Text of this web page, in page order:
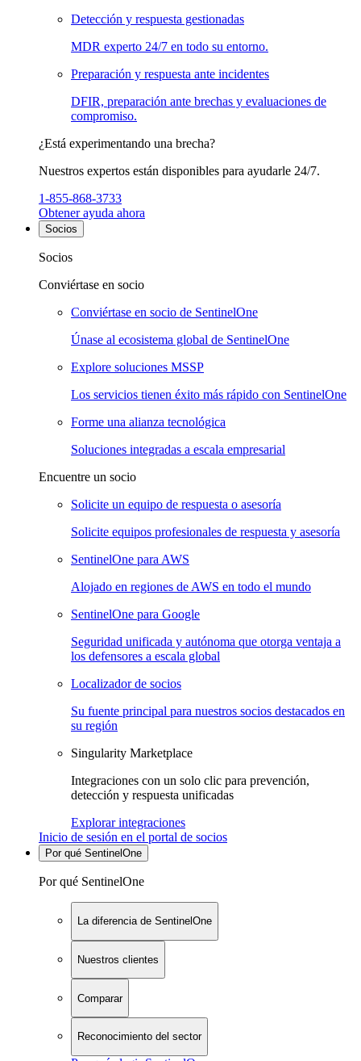
Detección y respuesta gestionadas
MDR experto 24/7 en todo su entorno.
Preparación y respuesta ante incidentes
DFIR, preparación ante brechas y evaluaciones de
compromiso.
¿Está experimentando una brecha?
Nuestros expertos están disponibles para ayudarle 24/7.
1-855-868-3733
Obtener ayuda ahora
Socios
Socios
Conviértase en socio
Conviértase en socio de SentinelOne
Únase al ecosistema global de SentinelOne
Explore soluciones MSSP
Los servicios tienen éxito más rápido con SentinelOne
Forme una alianza tecnológica
Soluciones integradas a escala empresarial
Encuentre un socio
Solicite un equipo de respuesta o asesoría
Solicite equipos profesionales de respuesta y asesoría
SentinelOne para AWS
Alojado en regiones de AWS en todo el mundo
SentinelOne para Google
Seguridad unificada y autónoma que otorga ventaja a
los defensores a escala global
Localizador de socios
Su fuente principal para nuestros socios destacados en
su región
Singularity Marketplace
Integraciones con un solo clic para prevención,
detección y respuesta unificadas
Explorar integraciones
Inicio de sesión en el portal de socios
Por qué SentinelOne
Por qué SentinelOne
La diferencia de SentinelOne
Nuestros clientes
Comparar
Reconocimiento del sector